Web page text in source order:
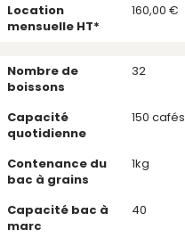
Location
mensuelle HT*
160,00 €
Nombre de
boissons
32
Capacité
quotidienne
150 cafés
Contenance du
bac à grains
1kg
Capacité bac à
marc
40